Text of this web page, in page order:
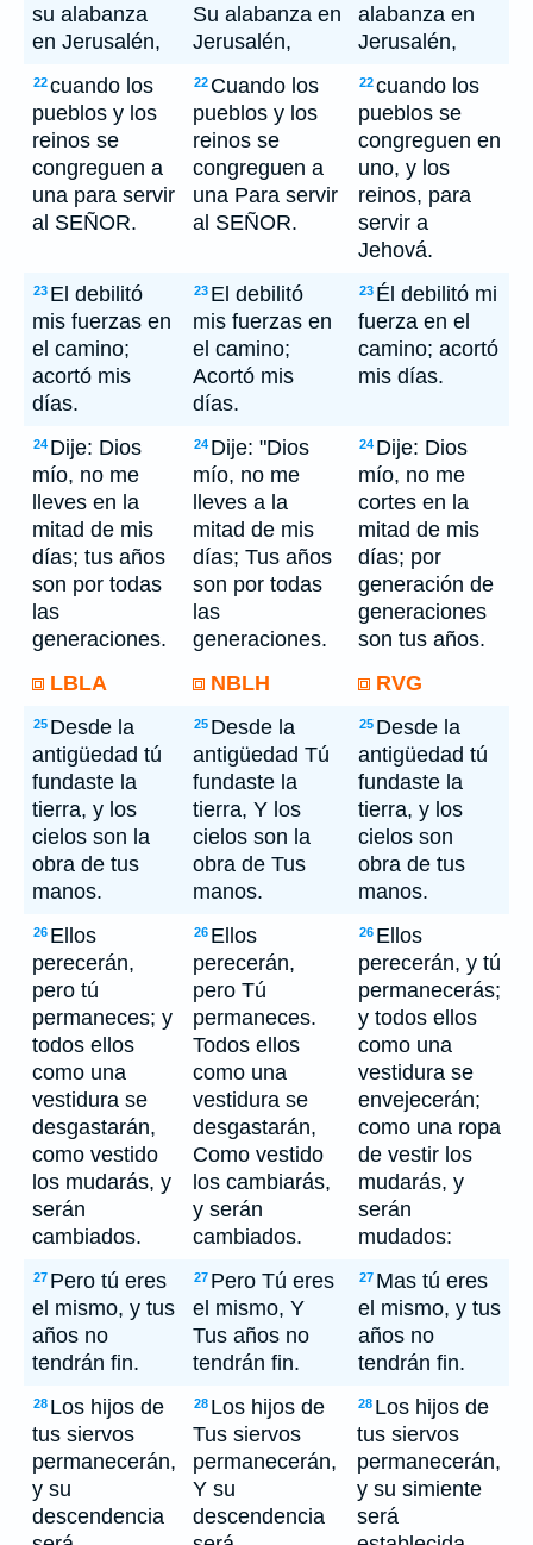
su alabanza
en Jerusalén,
Su alabanza en
Jerusalén,
alabanza en
Jerusalén,
22cuando los
pueblos y los
reinos se
congreguen a
una para servir
al SEÑOR.
22 Cuando los
pueblos y los
reinos se
congreguen a
una Para servir
al SEÑOR.
22cuando los
pueblos se
congreguen en
uno, y los
reinos, para
servir a
Jehová.
23 El debilitó
mis fuerzas en
el camino;
acortó mis
días.
23 El debilitó
mis fuerzas en
el camino;
Acortó mis
días.
23 Él debilitó mi
fuerza en el
camino; acortó
mis días.
24 Dije: Dios
mío, no me
lleves en la
mitad de mis
días; tus años
son por todas
las
generaciones.
24 Dije: "Dios
mío, no me
lleves a la
mitad de mis
días; Tus años
son por todas
las
generaciones.
24 Dije: Dios
mío, no me
cortes en la
mitad de mis
días; por
generación de
generaciones
son tus años.
LBLA
NBLH RVG
25 Desde la
antigüedad tú
fundaste la
tierra, y los
cielos son la
obra de tus
manos.
25 Desde la
antigüedad Tú
fundaste la
tierra, Y los
cielos son la
obra de Tus
manos.
25 Desde la
antigüedad tú
fundaste la
tierra, y los
cielos son
obra de tus
manos.
26 Ellos
perecerán,
pero tú
permaneces; y
todos ellos
como una
vestidura se
desgastarán,
como vestido
los mudarás, y
serán
cambiados.
26 Ellos
perecerán,
pero Tú
permaneces.
Todos ellos
como una
vestidura se
desgastarán,
Como vestido
los cambiarás,
y serán
cambiados.
26 Ellos
perecerán, y tú
permanecerás;
y todos ellos
como una
vestidura se
envejecerán;
como una ropa
de vestir los
mudarás, y
serán
mudados:
27 Pero tú eres
el mismo, y tus
años no
tendrán fin.
27 Pero Tú eres
el mismo, Y
Tus años no
tendrán fin.
27 Mas tú eres
el mismo, y tus
años no
tendrán fin.
28 Los hijos de
tus siervos
permanecerán,
y su
descendencia
28 Los hijos de
Tus siervos
permanecerán,
Y su
descendencia
28 Los hijos de
tus siervos
permanecerán,
y su simiente
será